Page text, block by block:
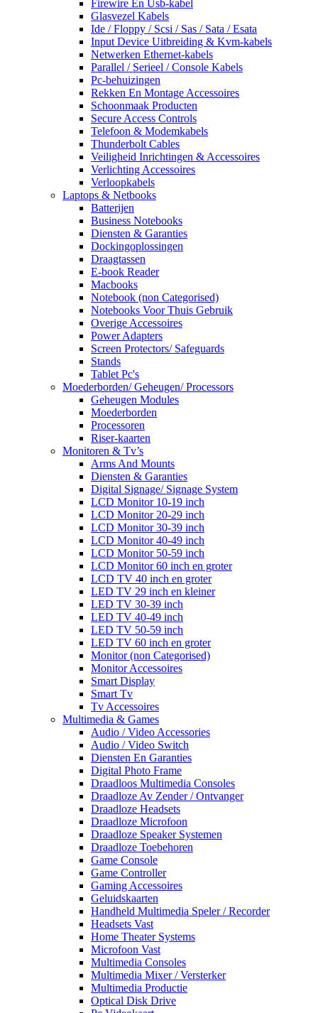
Firewire En Usb-kabel
Glasvezel Kabels
Ide / Floppy / Scsi / Sas / Sata / Esata
Input Device Uitbreiding & Kvm-kabels
Netwerken Ethernet-kabels
Parallel / Serieel / Console Kabels
Pc-behuizingen
Rekken En Montage Accessoires
Schoonmaak Producten
Secure Access Controls
Telefoon & Modemkabels
Thunderbolt Cables
Veiligheid Inrichtingen & Accessoires
Verlichting Accessoires
Verloopkabels
Laptops & Netbooks
Batterijen
Business Notebooks
Diensten & Garanties
Dockingoplossingen
Draagtassen
E-book Reader
Macbooks
Notebook (non Categorised)
Notebooks Voor Thuis Gebruik
Overige Accessoires
Power Adapters
Screen Protectors/ Safeguards
Stands
Tablet Pc's
Moederborden/ Geheugen/ Processors
Geheugen Modules
Moederborden
Processoren
Riser-kaarten
Monitoren & Tv’s
Arms And Mounts
Diensten & Garanties
Digital Signage/ Signage System
LCD Monitor 10-19 inch
LCD Monitor 20-29 inch
LCD Monitor 30-39 inch
LCD Monitor 40-49 inch
LCD Monitor 50-59 inch
LCD Monitor 60 inch en groter
LCD TV 40 inch en groter
LED TV 29 inch en kleiner
LED TV 30-39 inch
LED TV 40-49 inch
LED TV 50-59 inch
LED TV 60 inch en groter
Monitor (non Categorised)
Monitor Accessoires
Smart Display
Smart Tv
Tv Accessoires
Multimedia & Games
Audio / Video Accessories
Audio / Video Switch
Diensten En Garanties
Digital Photo Frame
Draadloos Multimedia Consoles
Draadloze Av Zender / Ontvanger
Draadloze Headsets
Draadloze Microfoon
Draadloze Speaker Systemen
Draadloze Toebehoren
Game Console
Game Controller
Gaming Accessoires
Geluidskaarten
Handheld Multimedia Speler / Recorder
Headsets Vast
Home Theater Systems
Microfoon Vast
Multimedia Consoles
Multimedia Mixer / Versterker
Multimedia Productie
Optical Disk Drive